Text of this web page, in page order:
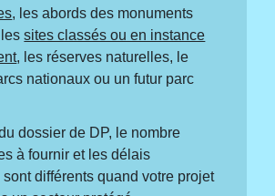
, les abords des monuments
lessites classés ou en instance
, les réserves naturelles, le
nationaux ou un futur parc
dossier de DP, le nombre
à fournir et les délais
différents quand votre projet